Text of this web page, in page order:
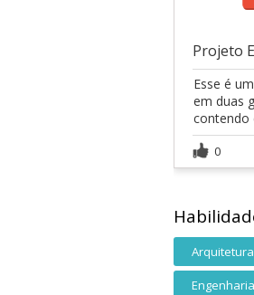
Esse é
em duas
contendo
0
Arquitetura